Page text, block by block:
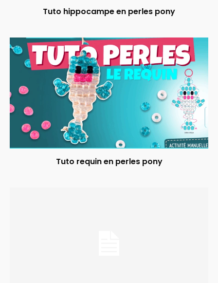
Tuto hippocampe en perles pony
Tuto requin en perles pony